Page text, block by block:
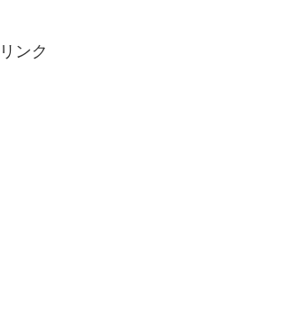
ンク